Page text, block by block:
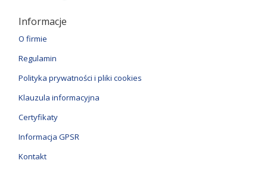
Informacje
O firmie
Regulamin
Polityka prywatności i pliki cookies
Klauzula informacyjna
Certyfikaty
Informacja GPSR
Kontakt